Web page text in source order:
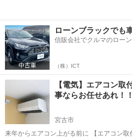
ローンブラックでも
信販会社でクルマのロー
（株）ICT
【電気】エアコン取
事ならお任せあれ！！
宮古市
来年からエアコン上がる前に 【エアコン取付け取り外しいたします】